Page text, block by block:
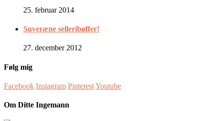
25. februar 2014
Suveræne selleribøffer!
27. december 2012
Følg mig
Facebook Instagram PinterestYoutube
Om Ditte Ingemann